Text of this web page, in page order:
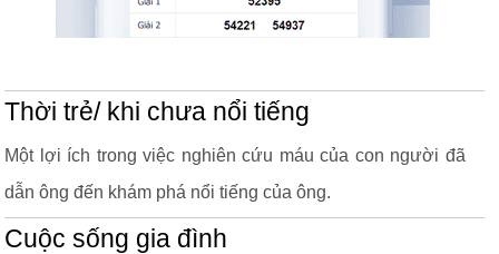
Thời trẻ/ khi chưa nổi tiếng
Một lợi ích trong việc nghiên cứu máu của con người đã
dẫn ông đến khám phá nổi tiếng của ông.
Cuộc sống gia đình